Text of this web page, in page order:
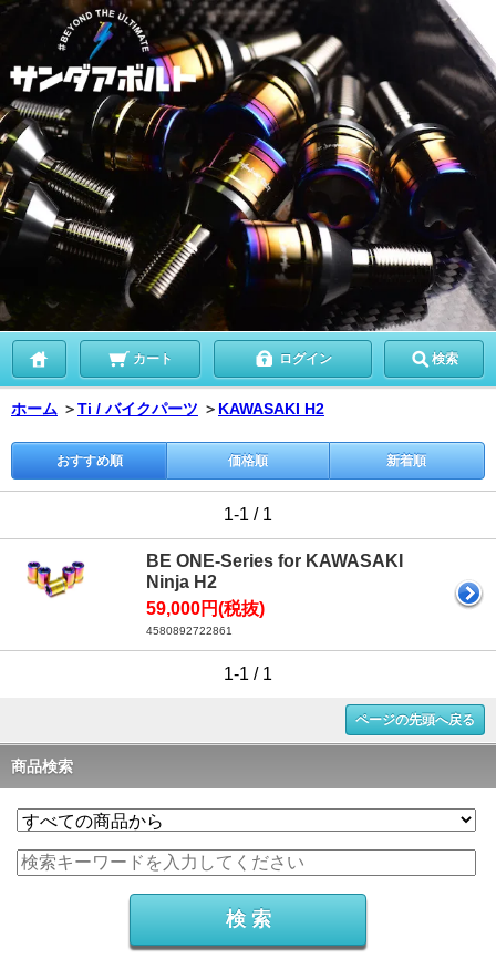
カート ログイン 検索
ホーム ＞Ti / バイクパーツ ＞ KAWASAKI H2
おすすめ順 価格順 新着順
1-1 / 1
BE ONE-Series for KAWASAKI
Ninja H2
59,000円(税抜)
4580892722861
1-1 / 1
ページの先頭へ戻る
商品検索